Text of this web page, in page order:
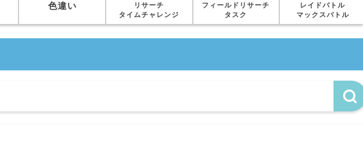
色違い
リサーチ
タイムチャレンジ
フィールドリサーチ
タスク
レイドバトル
マックスバトル